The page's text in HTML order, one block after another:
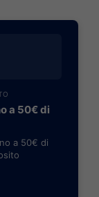
a 50€ di
a 50€ di